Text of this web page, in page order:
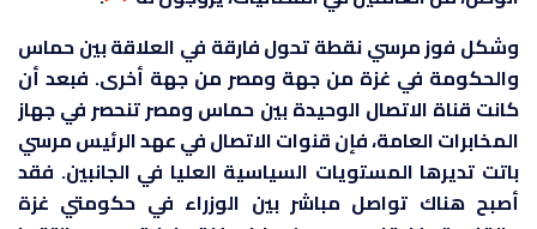
وشكل فوز مرسي نقطة تحول فارقة في العلاقة بين حماس
والحكومة في غزة من جهة ومصر من جهة أخرى. فبعد أن
كانت قناة الاتصال الوحيدة بين حماس ومصر تنحصر في جهاز
المخابرات العامة، فإن قنوات الاتصال في عهد الرئيس مرسي
باتت تديرها المستويات السياسية العليا في الجانبين. فقد
أصبح هناك تواصل مباشر بين الوزراء في حكومتي غزة